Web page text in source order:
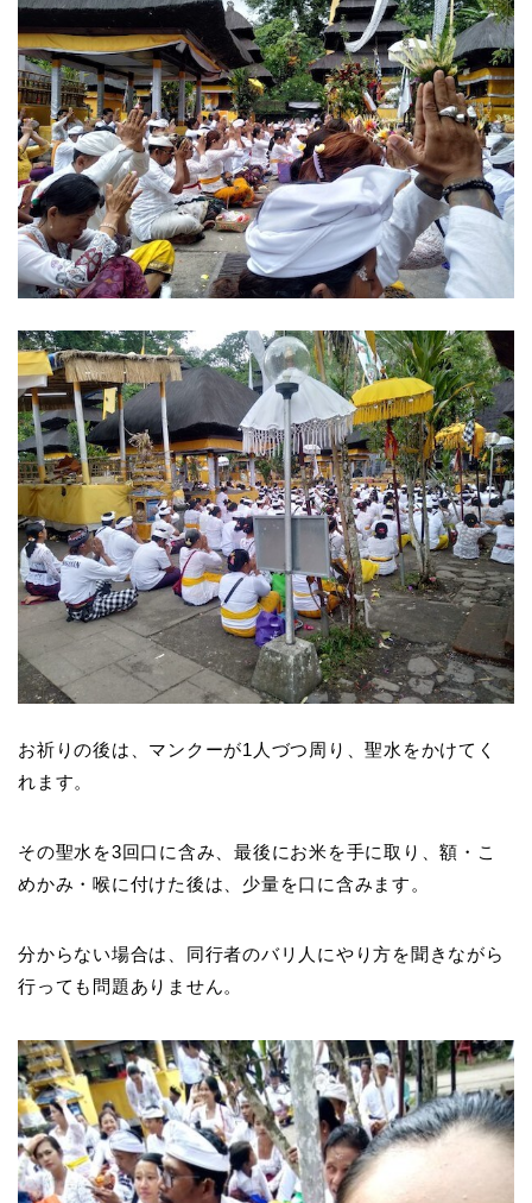
お祈りの後は、マンクーが1人づつ周り、聖水をかけてく
れます。
その聖水を3回口に含み、最後にお米を手に取り、額・こ
めかみ・喉に付けた後は、少量を口に含みます。
分からない場合は、同行者のバリ人にやり方を聞きながら
行っても問題ありません。